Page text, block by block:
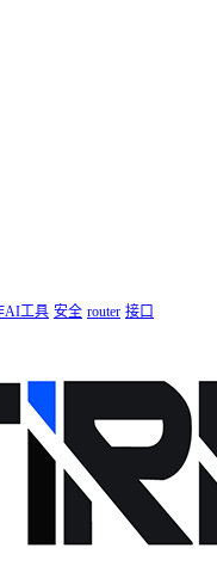
AI工具 安全 router 接口